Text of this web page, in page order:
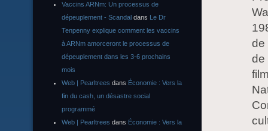
de
de
Vaccins ARNm: Un processus de
dépeuplement - Scandal dans Le Dr
Tenpenny explique comment les vaccins
à ARNm amorceront le processus de
dépeuplement dans les 3-6 prochains
mois
Web | Pearltrees dans Économie : Vers la
fin du cash, un désastre social
programmé
Web | Pearltrees dans Économie : Vers la